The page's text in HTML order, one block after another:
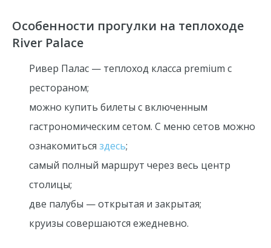
Особенности прогулки на теплоходе
River Palace
Ривер Палас — теплоход класса premium с
рестораном;
можно купить билеты с включенным
гастрономическим сетом. С меню сетов можно
ознакомиться здесь;
самый полный маршрут через весь центр
столицы;
две палубы — открытая и закрытая;
круизы совершаются ежедневно.